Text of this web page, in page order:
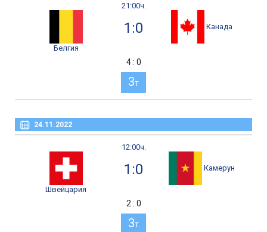
21:00ч.
Белгия
1:0 Канада
4 : 0
3т
24.11.2022
12:00ч.
Швейцария
1:0 Камерун
2 : 0
3т